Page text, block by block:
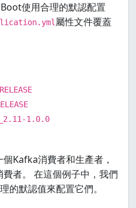
使用合理的默認配置
屬性文件覆蓋
1.0.0
Kafka消費者和生產者，
者。 在這個例子中，我們
的默認值來配置它們。